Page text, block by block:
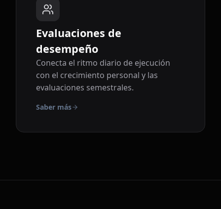
Evaluaciones de
desempeño
Conecta el ritmo diario de ejecución
con el crecimiento personal y las
evaluaciones semestrales.
Saber más